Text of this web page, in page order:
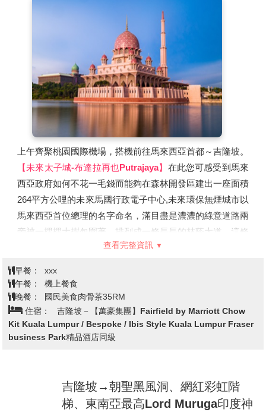
上午齊聚桃園國際機場，搭機前往馬來西亞首都～吉隆坡。
【未來太子城-布達拉再也Putrajaya】 在此您可感受到馬來
西亞政府如何不花一毛錢而能夠在森林開發區建出一座面積
264平方公哩的未來馬國行政電子中心,未來環保無煙城市以
馬來西亞首位總理的名字命名，滿目盡是濃濃的綠意道路兩
旁被一棵棵大樹包圍著，排列成一條長長的林蔭大道，這條
全4.2公里的綠色大道，也正是舉行國家慶典和閱兵遊行的
粉紅清真寺、親水公園、及行政中心等。
【水上粉紅清真寺】位於總理府和布城湖的右邊。廣場側面
是水上清真寺的全貌。這座四分之三建於湖面上的水上清真
寺是馬來西亞目前最大的清真寺之一，可以同時容納一萬兩
千人在此做禮拜。每當做禮拜時，清真寺那高高的宣禮塔内
※遇回教徒朝拜麥加時間或回教節日時，恕不開放觀光客入
內參觀，但仍可在外觀拍照留念。
查看完整資訊
早餐：
xxx
午餐：
機上餐食
晚餐：
國民美食肉骨茶35RM
住宿：
吉隆坡－【萬豪集團】Fairfield by Marriott Chow
Kit Kuala Lumpur / Bespoke / Ibis Style Kuala Lumpur Fraser
business Park精品酒店同級
吉隆坡→朝聖黑風洞、網紅彩虹階
梯、東南亞最高Lord Muruga印度神